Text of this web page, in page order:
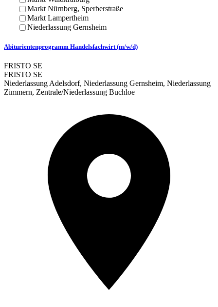
Markt Nürnberg, Sperberstraße
Markt Lampertheim
Niederlassung Gernsheim
Abiturientenprogramm Handelsfachwirt (m/w/d)
FRISTO SE
FRISTO SE
Niederlassung Adelsdorf, Niederlassung Gernsheim, Niederlassung
Zimmern, Zentrale/Niederlassung Buchloe